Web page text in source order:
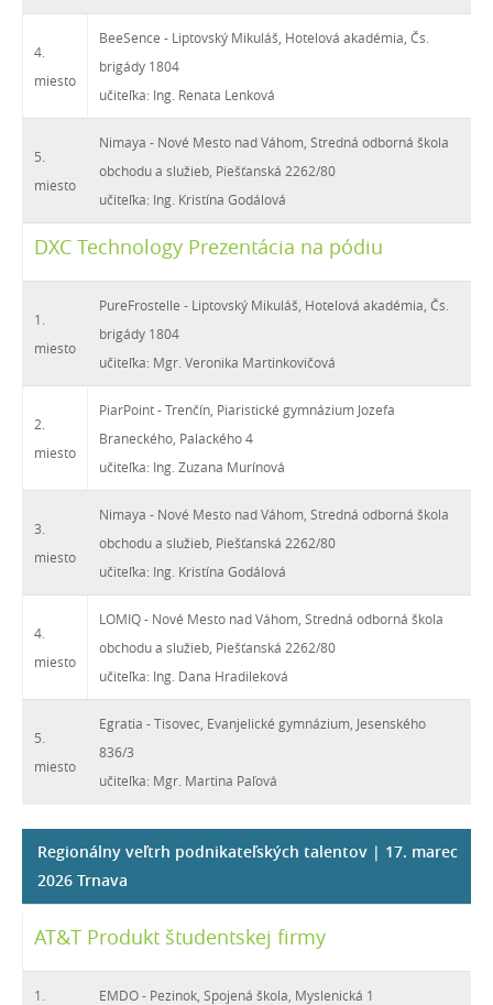
4.
miesto
BeeSence - Liptovský Mikuláš, Hotelová akadémia, Čs.
brigády 1804
učiteľka: Ing. Renata Lenková
5.
miesto
Nimaya - Nové Mesto nad Váhom, Stredná odborná škola
obchodu a služieb, Piešťanská 2262/80
učiteľka: Ing. Kristína Godálová
DXC Technology Prezentácia na pódiu
1.
miesto
PureFrostelle - Liptovský Mikuláš, Hotelová akadémia, Čs.
brigády 1804
učiteľka: Mgr. Veronika Martinkovičová
2.
miesto
PiarPoint - Trenčín, Piaristické gymnázium Jozefa
Braneckého, Palackého 4
učiteľka: Ing. Zuzana Murínová
3.
miesto
Nimaya - Nové Mesto nad Váhom, Stredná odborná škola
obchodu a služieb, Piešťanská 2262/80
učiteľka: Ing. Kristína Godálová
4.
miesto
LOMIQ - Nové Mesto nad Váhom, Stredná odborná škola
obchodu a služieb, Piešťanská 2262/80
učiteľka: Ing. Dana Hradileková
5.
miesto
Egratia - Tisovec, Evanjelické gymnázium, Jesenského
836/3
učiteľka: Mgr. Martina Paľová
Regionálny veľtrh podnikateľských talentov | 17. marec
2026 Trnava
AT&T Produkt študentskej firmy
1.
EMDO - Pezinok, Spojená škola, Myslenická 1